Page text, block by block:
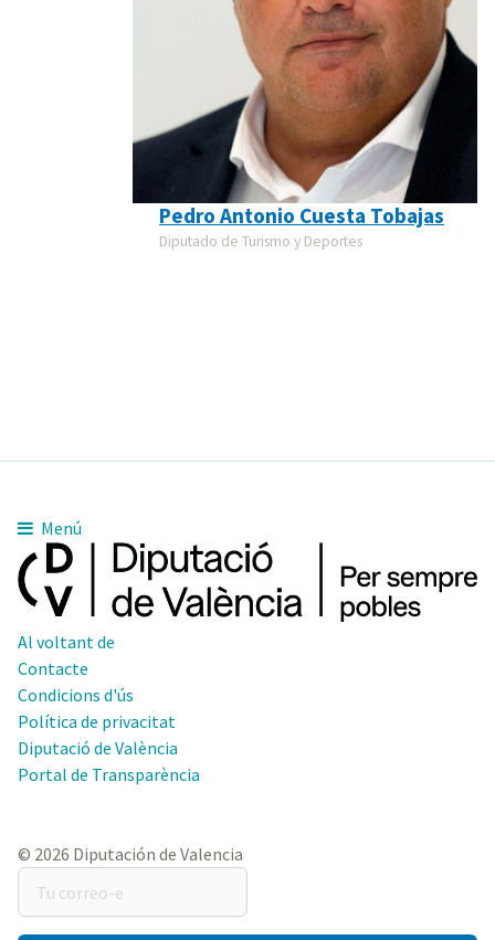
Pedro Antonio Cuesta Tobajas
Diputado de Turismo y Deportes
Menú
Al voltant de
Contacte
Condicions d'ús
Política de privacitat
Diputació de València
Portal de Transparència
© 2026 Diputación de Valencia
correo-
e